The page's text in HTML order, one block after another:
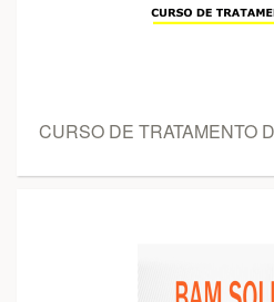
CURSO DE TRATAMENTO